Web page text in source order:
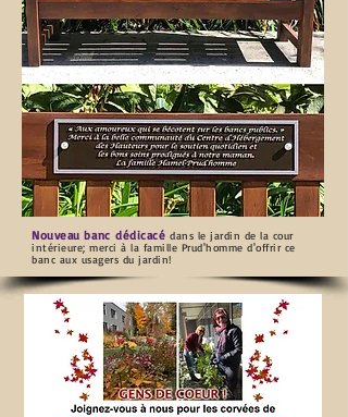
Nouveau banc dédicacé dans le jardin de la cour
intérieure; merci à la famille Prud'homme d'offrir ce
banc aux usagers du jardin!